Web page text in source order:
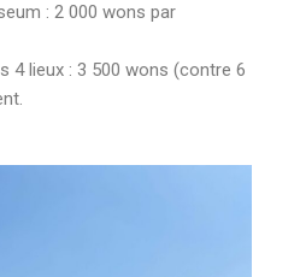
: 2 000 wons par
4 lieux : 3 500 wons (contre 6